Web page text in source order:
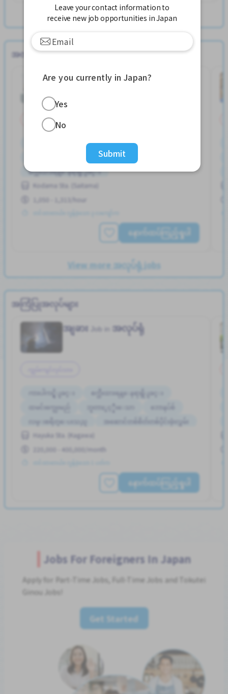
View more Jobs in Kyowa Sta. (Aichi)
အလုပ်ရုံ အလုပ်များ
တိုက္ရိုက္ေဆာင္ရြက္ျခင္း
အချိန်ပိုင်း
စေန တနဂၤေႏြႏွင့္ အျခားရံုးပိတ္ရက္မ်ား ပိတ္ျခား
စက္ဘီးထားရန္ေနရာရွိျခင္း
အလုပ္အေတြ႕အၾကံဳရွိရန္မလို
Kodama Sta. (Saitama)
1,050 - 1,313/hour
နောက်ထပ်ကြည့်ရှုပါ
View more အလုပ်ရုံ jobs
အကြံပြုအလုပ်များ
အျခား အလုပ်ရုံ
ကားပါကင္ရွိျခင္း
စက္ဘီးထားရန္ေနရာရွိျခင္း
ထမင်းကျွေးမည်
ဘူတာႏွင့္နီးေသာ
ဘောနပ်စ်
လမ္းစရိတ္ေပးသည္
အဆောင်တစ်စိတ်တစ်ပိုင်းဖုံးလွှမ်း
အမျိုးသမီး ပို၍လိုလားသည်
Hayuka Sta. (Kagawa)
220,000 - 400,000/month
နောက်ထပ်ကြည့်ရှုပါ
Jobs For Foreigners In Japan
Apply for Part-Time Jobs, Full-Time Jobs and Tokutei
Ginou Jobs!
Get Started
Leave your contact information to
receive new job opportunities in Japan
Are you currently in Japan?
Yes
No
Submit